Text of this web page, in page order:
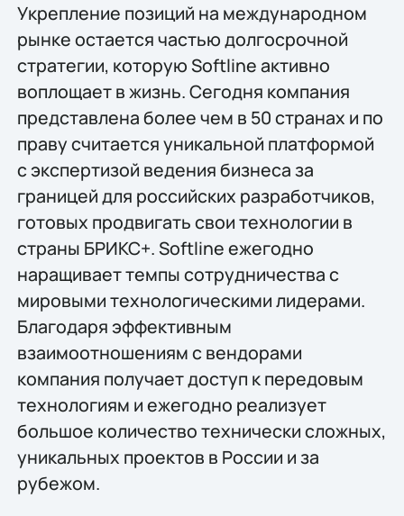
Укрепление позиций на международном
рынке остается частью долгосрочной
стратегии, которую Softline активно
воплощает в жизнь. Сегодня компания
представлена более чем в 50 странах и по
праву считается уникальной платформой
с экспертизой ведения бизнеса за
границей для российских разработчиков,
готовых продвигать свои технологии в
страны БРИКС+. Softline ежегодно
наращивает темпы сотрудничества с
мировыми технологическими лидерами.
Благодаря эффективным
взаимоотношениям с вендорами
компания получает доступ к передовым
технологиям и ежегодно реализует
большое количество технически сложных,
уникальных проектов в России и за
рубежом.